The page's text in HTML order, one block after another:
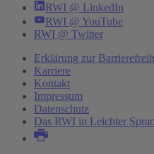
RWI @ LinkedIn
RWI @ YouTube
RWI @ Twitter
Erklärung zur
Karriere
Kontakt
Impressum
Datenschutz
Das RWI in Leichter